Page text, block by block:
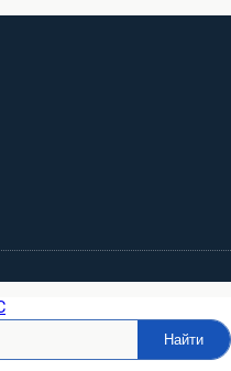
Найти